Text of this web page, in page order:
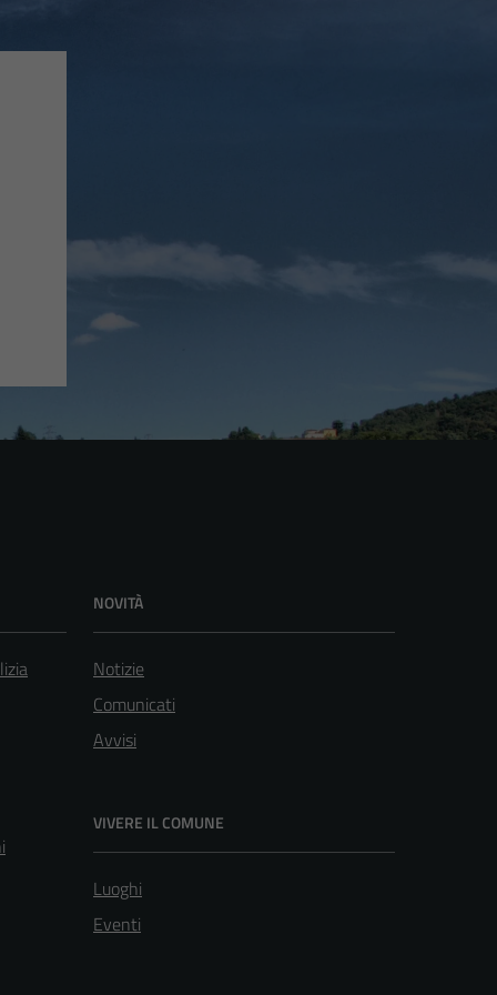
NOVITÀ
Notizie
Comunicati
Avvisi
VIVERE IL COMUNE
Luoghi
Eventi